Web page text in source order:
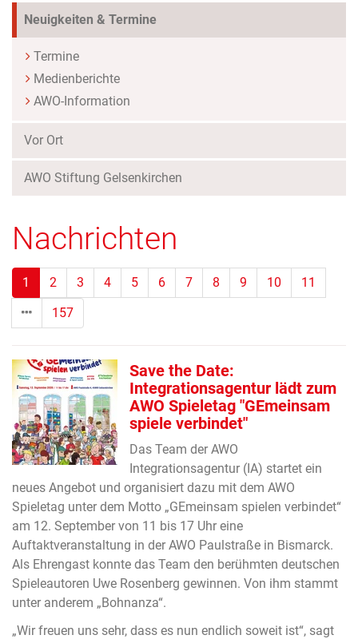
Neuigkeiten & Termine
Termine
Medienberichte
AWO-Information
Vor Ort
AWO Stiftung Gelsenkirchen
Nachrichten
1 (Standort)
2 3 4 5 6 7 8 9 10
11
157
Save the Date:
Integrationsagentur lädt zum
AWO Spieletag "GEmeinsam
spiele verbindet"
Das Team der AWO
Integrationsagentur (IA) startet ein
neues Angebot und organisiert dazu mit dem AWO
Spieletag unter dem Motto „GEmeinsam spielen verbindet“
am 12. September von 11 bis 17 Uhr eine
Auftaktveranstaltung in der AWO Paulstraße in Bismarck.
Als Ehrengast konnte das Team den berühmten deutschen
Spieleautoren Uwe Rosenberg gewinnen. Von ihm stammt
unter anderem „Bohnanza“.
„Wir freuen uns sehr, dass es nun endlich soweit ist“, sagt